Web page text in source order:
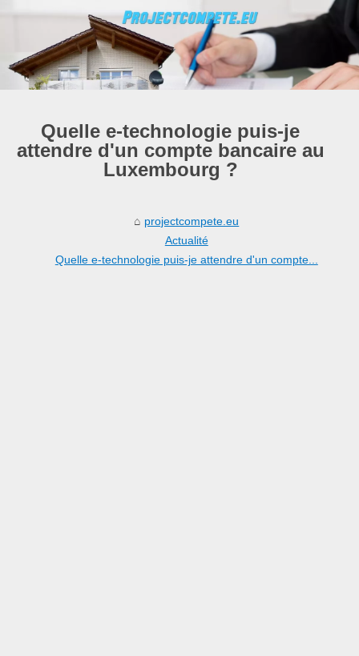
Quelle e-technologie puis-je
attendre d'un compte bancaire au
Luxembourg ?
projectcompete.eu
Actualité
Quelle e-technologie puis-je attendre d'un compte...